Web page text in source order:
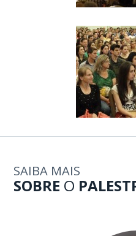
SAIBA MAIS
SOBRE O